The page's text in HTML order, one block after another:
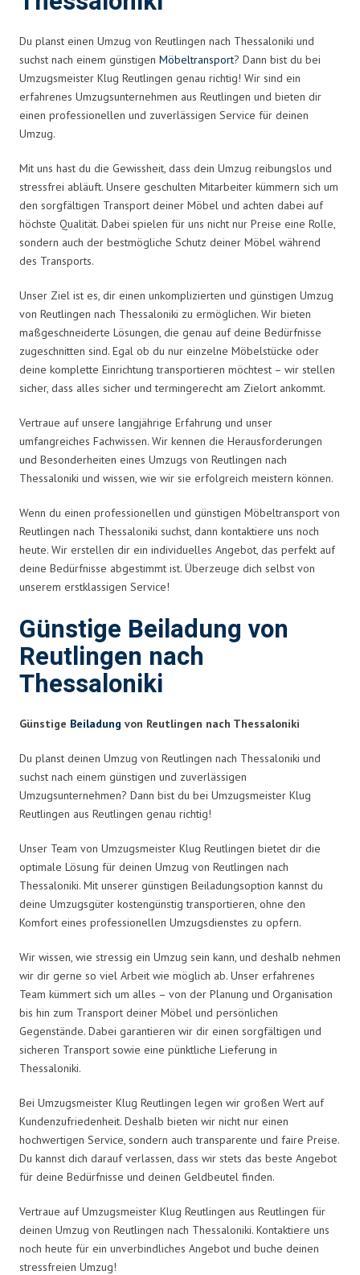
Du planst einen Umzug von Reutlingen nach Thessaloniki und
suchst nach einem günstigen Möbeltransport? Dann bist du bei
Umzugsmeister Klug Reutlingen genau richtig! Wir sind ein
erfahrenes Umzugsunternehmen aus Reutlingen und bieten dir
einen professionellen und zuverlässigen Service für deinen
Umzug.
Mit uns hast du die Gewissheit, dass dein Umzug reibungslos und
stressfrei abläuft. Unsere geschulten Mitarbeiter kümmern sich um
den sorgfältigen Transport deiner Möbel und achten dabei auf
höchste Qualität. Dabei spielen für uns nicht nur Preise eine Rolle,
sondern auch der bestmögliche Schutz deiner Möbel während
des Transports.
Unser Ziel ist es, dir einen unkomplizierten und günstigen Umzug
von Reutlingen nach Thessaloniki zu ermöglichen. Wir bieten
maßgeschneiderte Lösungen, die genau auf deine Bedürfnisse
zugeschnitten sind. Egal ob du nur einzelne Möbelstücke oder
deine komplette Einrichtung transportieren möchtest – wir stellen
sicher, dass alles sicher und termingerecht am Zielort ankommt.
Vertraue auf unsere langjährige Erfahrung und unser
umfangreiches Fachwissen. Wir kennen die Herausforderungen
und Besonderheiten eines Umzugs von Reutlingen nach
Thessaloniki und wissen, wie wir sie erfolgreich meistern können.
Wenn du einen professionellen und günstigen Möbeltransport von
Reutlingen nach Thessaloniki suchst, dann kontaktiere uns noch
heute. Wir erstellen dir ein individuelles Angebot, das perfekt auf
deine Bedürfnisse abgestimmt ist. Überzeuge dich selbst von
unserem erstklassigen Service!
Günstige Beiladung von
Reutlingen nach
Thessaloniki
Günstige Beiladung von Reutlingen nach Thessaloniki
Du planst deinen Umzug von Reutlingen nach Thessaloniki und
suchst nach einem günstigen und zuverlässigen
Umzugsunternehmen? Dann bist du bei Umzugsmeister Klug
Reutlingen aus Reutlingen genau richtig!
Unser Team von Umzugsmeister Klug Reutlingen bietet dir die
optimale Lösung für deinen Umzug von Reutlingen nach
Thessaloniki. Mit unserer günstigen Beiladungsoption kannst du
deine Umzugsgüter kostengünstig transportieren, ohne den
Komfort eines professionellen Umzugsdienstes zu opfern.
Wir wissen, wie stressig ein Umzug sein kann, und deshalb nehmen
wir dir gerne so viel Arbeit wie möglich ab. Unser erfahrenes
Team kümmert sich um alles – von der Planung und Organisation
bis hin zum Transport deiner Möbel und persönlichen
Gegenstände. Dabei garantieren wir dir einen sorgfältigen und
sicheren Transport sowie eine pünktliche Lieferung in
Thessaloniki.
Bei Umzugsmeister Klug Reutlingen legen wir großen Wert auf
Kundenzufriedenheit. Deshalb bieten wir nicht nur einen
hochwertigen Service, sondern auch transparente und faire Preise.
Du kannst dich darauf verlassen, dass wir stets das beste Angebot
für deine Bedürfnisse und deinen Geldbeutel finden.
Vertraue auf Umzugsmeister Klug Reutlingen aus Reutlingen für
deinen Umzug von Reutlingen nach Thessaloniki. Kontaktiere uns
noch heute für ein unverbindliches Angebot und buche deinen
stressfreien Umzug!